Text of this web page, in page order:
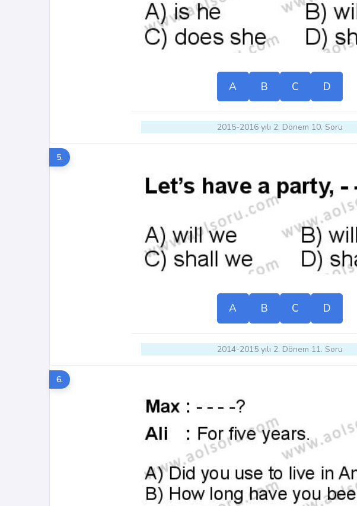
A B C D
2015-2016 yılı 2. Dönem 10. Soru
5.
A B C D
2014-2015 yılı 2. Dönem 11. Soru
6.